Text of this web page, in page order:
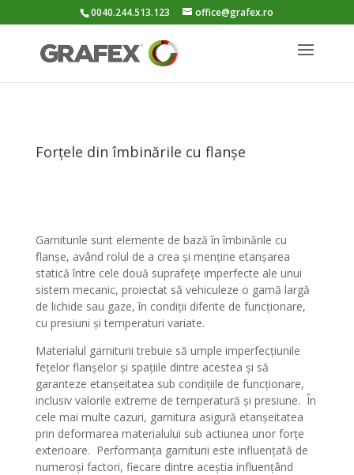
0040.244.513.123 office@grafex.ro
Forțele din îmbinările cu flanșe
Garniturile sunt elemente de bază în îmbinările cu
flanșe, având rolul de a crea și menține etanșarea
statică între cele două suprafețe imperfecte ale unui
sistem mecanic, proiectat să vehiculeze o gamă largă
de lichide sau gaze, în condiții diferite de funcționare,
cu presiuni și temperaturi variate.
Materialul garniturii trebuie să umple imperfecțiunile
fețelor flanșelor și spațiile dintre acestea și să
garanteze etanșeitatea sub condițiile de funcționare,
inclusiv valorile extreme de temperatură și presiune. În
cele mai multe cazuri, garnitura asigură etanșeitatea
prin deformarea materialului sub actiunea unor forțe
exterioare. Performanța garniturii este influențată de
numeroși factori, fiecare dintre aceștia influențând